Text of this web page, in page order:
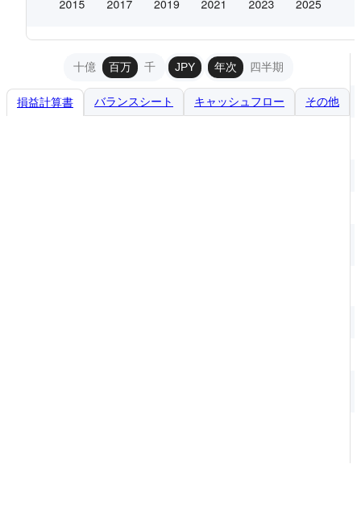
十億 百万 千 JPY 年次 四半期
損益計算書 バランスシート キャッシュフロー その他